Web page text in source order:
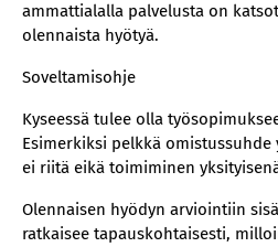
ammattialalla palvelusta on
olennaista hyötyä.
Soveltamisohje
Kyseessä tulee olla
Esimerkiksi pelkkä
ei riitä eikä toimiminen
Olennaisen hyödyn arviointiin
ratkaisee tapauskohtaisesti,